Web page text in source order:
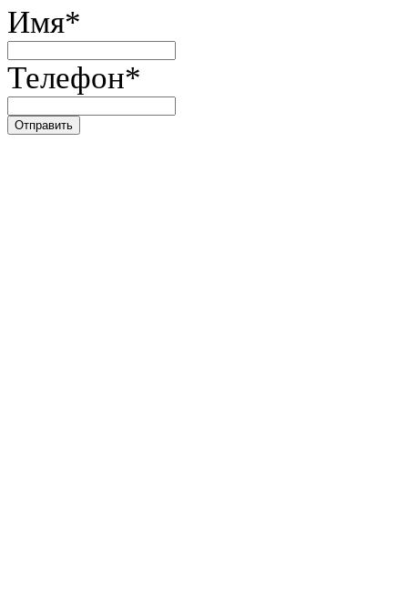
Имя*
Телефон*
Отправить